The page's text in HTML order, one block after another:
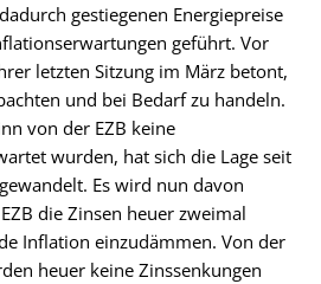
gestiegenen Energiepreise
geführt. Vor
letzten Sitzung im März betont,
und bei Bedarf zu handeln.
von der EZB keine
wurden, hat sich die Lage seit
Es wird nun davon
die Zinsen heuer zweimal
Inflation einzudämmen. Von der
heuer keine Zinssenkungen